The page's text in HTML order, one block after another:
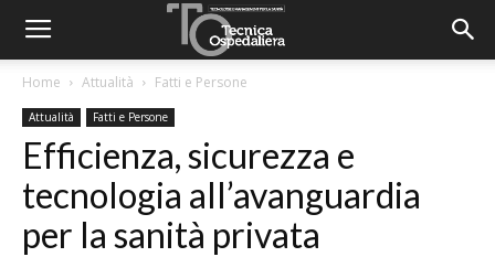
Home Attualità Fatti e Persone
Attualità Fatti e Persone
Efficienza, sicurezza e
tecnologia all’avanguardia
per la sanità privata